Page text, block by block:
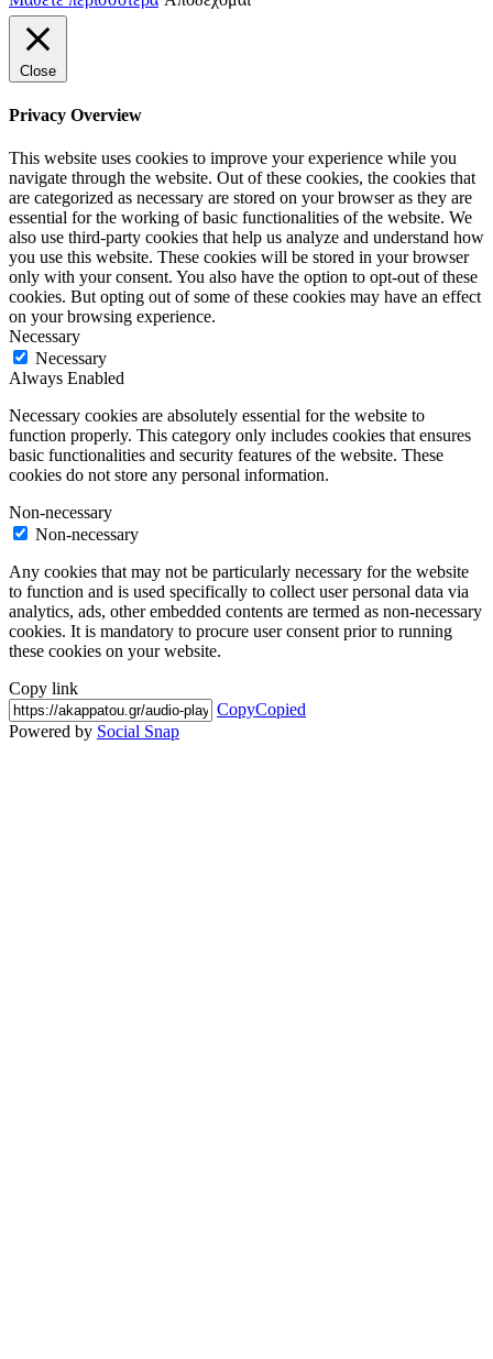
Close
Privacy Overview
This website uses cookies to improve your experience while you
navigate through the website. Out of these cookies, the cookies that
are categorized as necessary are stored on your browser as they are
essential for the working of basic functionalities of the website. We
also use third-party cookies that help us analyze and understand how
you use this website. These cookies will be stored in your browser
only with your consent. You also have the option to opt-out of these
cookies. But opting out of some of these cookies may have an effect
on your browsing experience.
Necessary
Necessary
Always Enabled
Necessary cookies are absolutely essential for the website to
function properly. This category only includes cookies that ensures
basic functionalities and security features of the website. These
cookies do not store any personal information.
Non-necessary
Non-necessary
Any cookies that may not be particularly necessary for the website
to function and is used specifically to collect user personal data via
analytics, ads, other embedded contents are termed as non-necessary
cookies. It is mandatory to procure user consent prior to running
these cookies on your website.
Copy link
CopyCopied
Powered by Social Snap